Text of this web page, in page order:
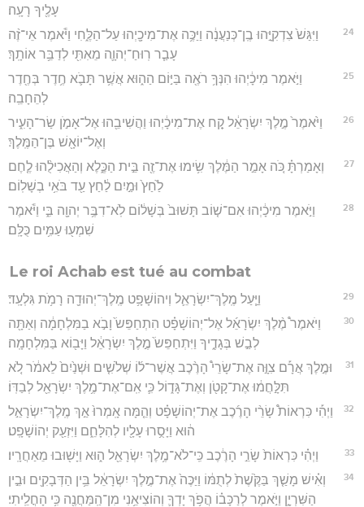
עָלֶ֖יךָ רָעָֽה׃
24
וַיִּגַּשׁ֙ צִדְקִיָּ֣הוּ בֶֽן־כְּנַעֲנָ֔ה וַיַּכֶּ֥ה אֶת־מִיכָ֖יְהוּ עַל־הַלֶּ֑חִי וַיֹּ֕אמֶר אֵי־זֶ֨ה
עָבַ֧ר רֽוּחַ־יְהוָ֛ה מֵאִתִּ֖י לְדַבֵּ֥ר אוֹתָֽךְ׃
25
וַיֹּ֣אמֶר מִיכָ֔יְהוּ הִנְּךָ֥ רֹאֶ֖ה בַּיּ֣וֹם הַה֑וּא אֲשֶׁ֥ר תָּבֹ֛א חֶ֥דֶר בְּחֶ֖דֶר
לְהֵחָבֵֽה׃
26
וַיֹּ֙אמֶר֙ מֶ֣לֶךְ יִשְׂרָאֵ֔ל קַ֚ח אֶת־מִיכָ֔יְהוּ וַהֲשִׁיבֵ֖הוּ אֶל־אָמֹ֣ן שַׂר־הָעִ֑יר
וְאֶל־יוֹאָ֖שׁ בֶּן־הַמֶּֽלֶךְ׃
27
וְאָמַרְתָּ֗ כֹּ֚ה אָמַ֣ר הַמֶּ֔לֶךְ שִׂ֥ימוּ אֶת־זֶ֖ה בֵּ֣ית הַכֶּ֑לֶא וְהַאֲכִילֻ֨הוּ לֶ֤חֶם
לַ֙חַץ֙ וּמַ֣יִם לַ֔חַץ עַ֖ד בֹּאִ֥י בְשָׁלֽוֹם׃
28
וַיֹּ֣אמֶר מִיכָ֔יְהוּ אִם־שׁ֤וֹב תָּשׁוּב֙ בְּשָׁל֔וֹם לֹֽא־דִבֶּ֥ר יְהוָ֖ה בִּ֑י וַיֹּ֕אמֶר
שִׁמְע֖וּ עַמִּ֥ים כֻּלָּֽם׃
Le roi Achab est tué au combat
29 וַיַּ֧עַל מֶֽלֶךְ־יִשְׂרָאֵ֛ל וְיהוֹשָׁפָ֥ט מֶֽלֶךְ־יְהוּדָ֖ה רָמֹ֥ת גִּלְעָֽד׃
30
וַיֹּאמֶר֩ מֶ֨לֶךְ יִשְׂרָאֵ֜ל אֶל־יְהוֹשָׁפָ֗ט הִתְחַפֵּשׂ֙ וָבֹ֣א בַמִּלְחָמָ֔ה וְאַתָּ֖ה
לְבַ֣שׁ בְּגָדֶ֑יךָ וַיִּתְחַפֵּשׂ֙ מֶ֣לֶךְ יִשְׂרָאֵ֔ל וַיָּב֖וֹא בַּמִּלְחָמָֽה׃
31
וּמֶ֣לֶךְ אֲרָ֡ם צִוָּ֣ה אֶת־שָׂרֵי֩ הָרֶ֨כֶב אֲשֶׁר־ל֜וֹ שְׁלֹשִׁ֤ים וּשְׁנַ֙יִם֙ לֵאמֹ֔ר לֹ֚א
תִּלָּ֣חֲמ֔וּ אֶת־קָטֹ֖ן וְאֶת־גָּד֑וֹל כִּ֛י אִֽם־אֶת־מֶ֥לֶךְ יִשְׂרָאֵ֖ל לְבַדּֽוֹ׃
32
וַיְהִ֡י כִּרְאוֹת֩ שָׂרֵ֨י הָרֶ֜כֶב אֶת־יְהוֹשָׁפָ֗ט וְהֵ֤מָּה אָֽמְרוּ֙ אַ֣ךְ מֶֽלֶךְ־יִשְׂרָאֵ֣ל
ה֔וּא וַיָּסֻ֥רוּ עָלָ֖יו לְהִלָּחֵ֑ם וַיִּזְעַ֖ק יְהוֹשָׁפָֽט׃
33 וַיְהִ֗י כִּרְאוֹת֙ שָׂרֵ֣י הָרֶ֔כֶב כִּֽי־לֹא־מֶ֥לֶךְ יִשְׂרָאֵ֖ל ה֑וּא וַיָּשׁ֖וּבוּ מֵאַחֲרָֽיו׃
34
וְאִ֗ישׁ מָשַׁ֤ךְ בַּקֶּ֙שֶׁת֙ לְתֻמּ֔וֹ וַיַּכֶּה֙ אֶת־מֶ֣לֶךְ יִשְׂרָאֵ֔ל בֵּ֥ין הַדְּבָקִ֖ים וּבֵ֣ין
הַשִּׁרְיָ֑ן וַיֹּ֣אמֶר לְרַכָּב֗וֹ הֲפֹ֥ךְ יָדְךָ֛ וְהוֹצִיאֵ֥נִי מִן־הַֽמַּחֲנֶ֖ה כִּ֥י הָחֳלֵֽיתִי׃